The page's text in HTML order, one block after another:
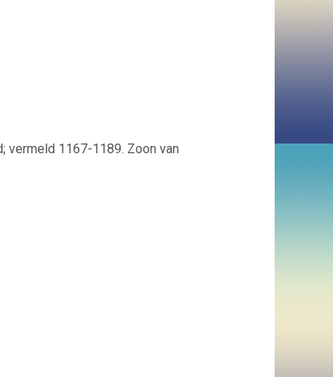
vermeld 1167-1189. Zoon van